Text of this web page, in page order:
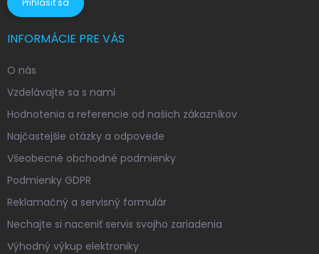
INFORMÁCIE PRE VÁS
O nás
Vzdelávajte sa s nami
Hodnotenia a referencie od našich zákazníkov
Najčastejšie otázky a odpovede
Všeobecné obchodné podmienky
Podmienky GDPR
Reklamačný a servisný formulár
Nechajte si naceniť servis svojho zariadenia
Výhodný výkup elektroniky